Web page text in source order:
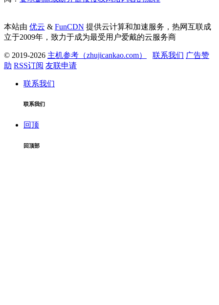
本站由 优云 & FunCDN 提供云计算和加速服务，热网互联成
立于2009年，致力于成为最受用户爱戴的云服务商
© 2019-2026 主机参考（zhujicankao.com） 联系我们 广告赞
助 RSS订阅 友联申请
联系我们
联系我们
回顶
回顶部